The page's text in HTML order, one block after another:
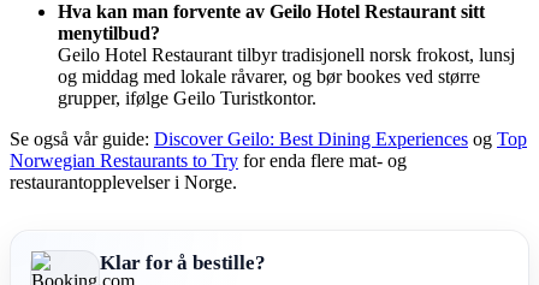
Hva kan man forvente av Geilo Hotel Restaurant sitt
menytilbud?
Geilo Hotel Restaurant tilbyr tradisjonell norsk frokost, lunsj
og middag med lokale råvarer, og bør bookes ved større
grupper, ifølge Geilo Turistkontor.
Se også vår guide: Discover Geilo: Best Dining Experiences og Top
Norwegian Restaurants to Try for enda flere mat- og
restaurantopplevelser i Norge.
Klar for å bestille?